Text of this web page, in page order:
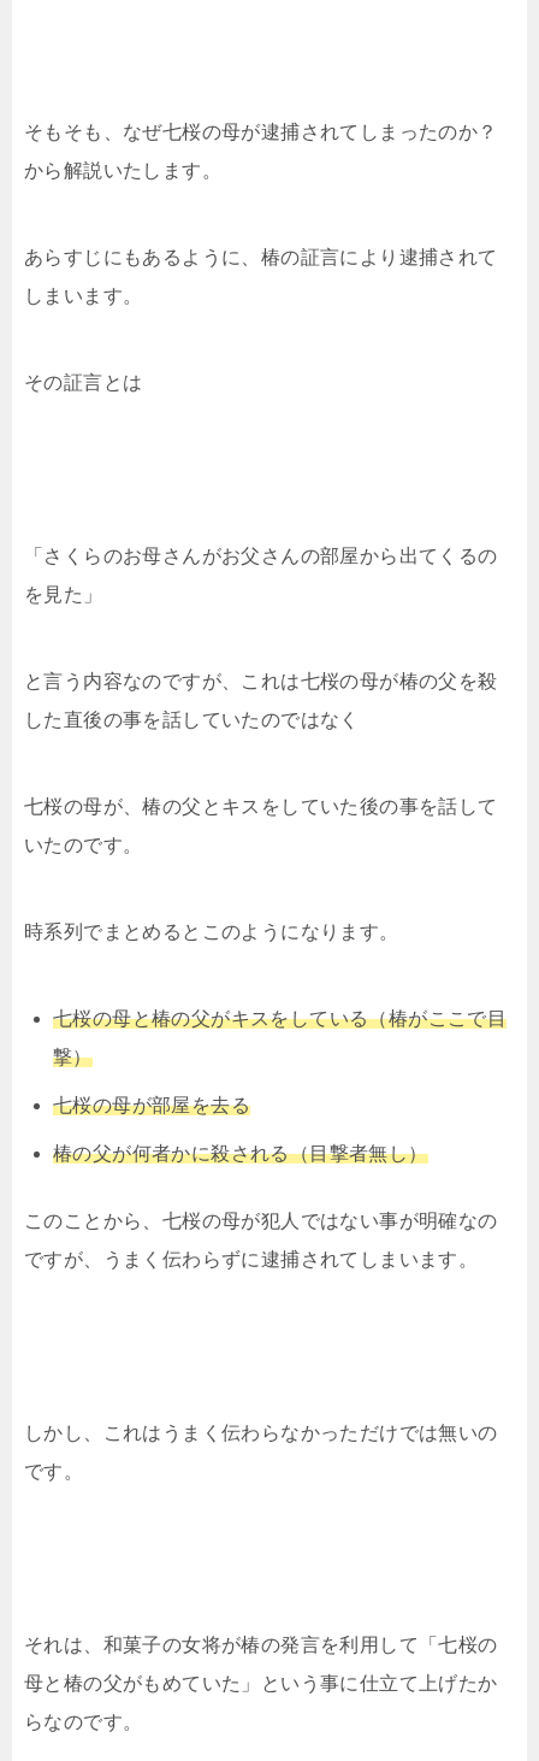
そもそも、なぜ七桜の母が逮捕されてしまったのか？
から解説いたします。
あらすじにもあるように、椿の証言により逮捕されて
しまいます。
その証言とは
「さくらのお母さんがお父さんの部屋から出てくるの
を見た」
と言う内容なのですが、これは七桜の母が椿の父を殺
した直後の事を話していたのではなく
七桜の母が、椿の父とキスをしていた後の事を話して
いたのです。
時系列でまとめるとこのようになります。
七桜の母と椿の父がキスをしている（椿がここで目
撃）
七桜の母が部屋を去る
椿の父が何者かに殺される（目撃者無し）
このことから、七桜の母が犯人ではない事が明確なの
ですが、うまく伝わらずに逮捕されてしまいます。
しかし、これはうまく伝わらなかっただけでは無いの
です。
それは、和菓子の女将が椿の発言を利用して「七桜の
母と椿の父がもめていた」という事に仕立て上げたか
らなのです。